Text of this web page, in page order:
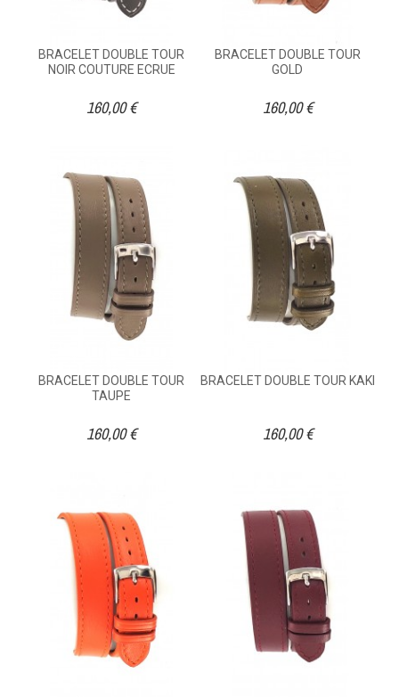
BRACELET DOUBLE TOUR
NOIR COUTURE ECRUE
160,00 €
BRACELET DOUBLE TOUR
GOLD
160,00 €
BRACELET DOUBLE TOUR
TAUPE
160,00 €
BRACELET DOUBLE TOUR KAKI
160,00 €